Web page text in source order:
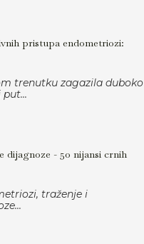
pristupa endometriozi:
trenutku zagazila duboko
dijagnoze - 50 nijansi crnih
traženje i